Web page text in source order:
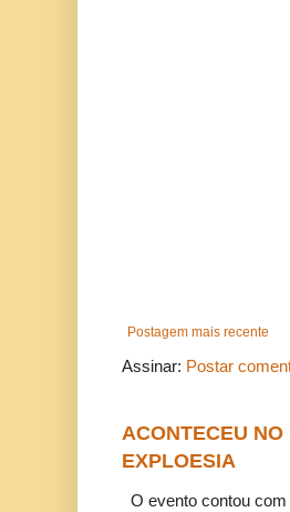
Postagem mais recente
Assinar: Postar
ACONTECEU NO
EXPLOESIA
O evento contou